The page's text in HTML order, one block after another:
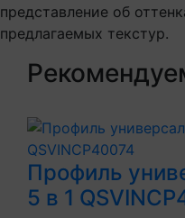
представление об
предлагаемых текстур.
Профиль
5 в 1